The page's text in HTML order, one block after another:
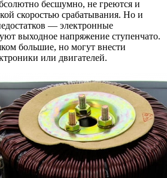
бесшумно, не греются и
скоростью срабатывания. Но и
— электронные
выходное напряжение ступенчато.
большие, но могут внести
или двигателей.